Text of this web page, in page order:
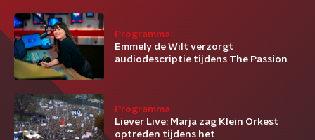
Programma
Emmely de Wilt verzorgt
audiodescriptie tijdens The Passion
Programma
Liever Live: Marja zag Klein Orkest
optreden tijdens het